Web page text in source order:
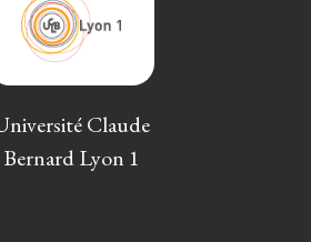
Claude
Bernard Lyon 1